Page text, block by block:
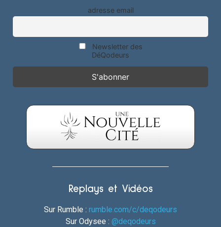
adresse email
Newsletter des
DéQodeurs
Replays et Vidéos
Sur Rumble : rumble.com/c/deqodeurs
Sur Odysee : @deqodeurs